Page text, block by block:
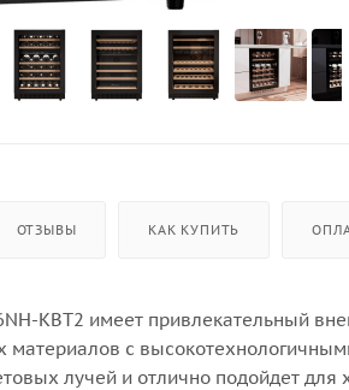
ОТЗЫВЫ КАК КУПИТЬ
KBT2 имеет привлекательный
материалов с
лучей и отлично подойдет